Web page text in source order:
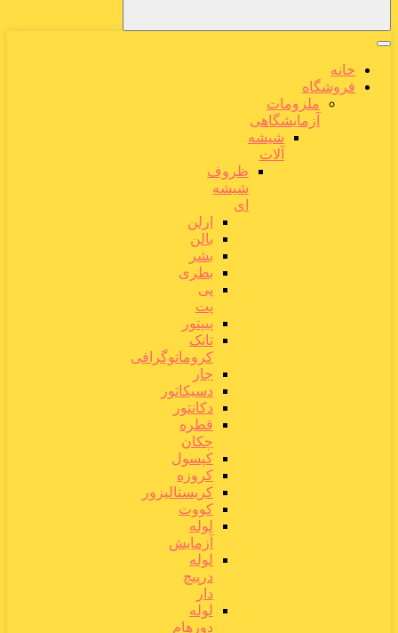
خانه
فروشگاه
ملزومات
آزمایشگاهی
شیشه
آلات
ظروف
شیشه
ای
ارلن
بالن
بشر
بطری
پی
پت
پیپتور
تانک
کروماتوگرافی
جار
دسیکاتور
دکانتور
قطره
چکان
کپسول
کروزه
کریستالیزور
کووت
لوله
آزمایش
لوله
درپیچ
دار
لوله
دورهام